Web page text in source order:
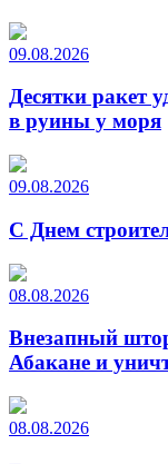
09.08.2026
Десятки ракет
в руины у моря
09.08.2026
С Днем
08.08.2026
Внезапный
Абакане и
08.08.2026